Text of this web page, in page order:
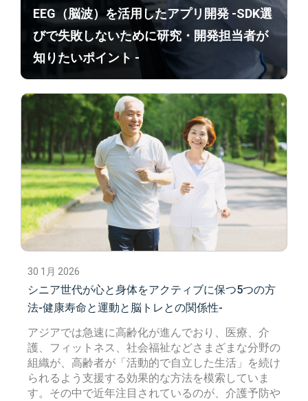
EEG（脳波）を活用したアプリ開発 -SDK選
びで失敗しないために研究・開発担当者が
知りたいポイント -
30 1月 2026
シニア世代が心と身体をアクティブに保つ5つの方
法-健康寿命と運動と脳トレとの関係性-
アジアでは急速に高齢化が進んでおり、医療、介
護、フィットネス、社会福祉などさまざまな分野の
組織が、高齢者が「活動的で自立した生活」を続け
られるよう支援する効果的な方法を模索していま
す。その中で近年注目されているのが、 介護予防や